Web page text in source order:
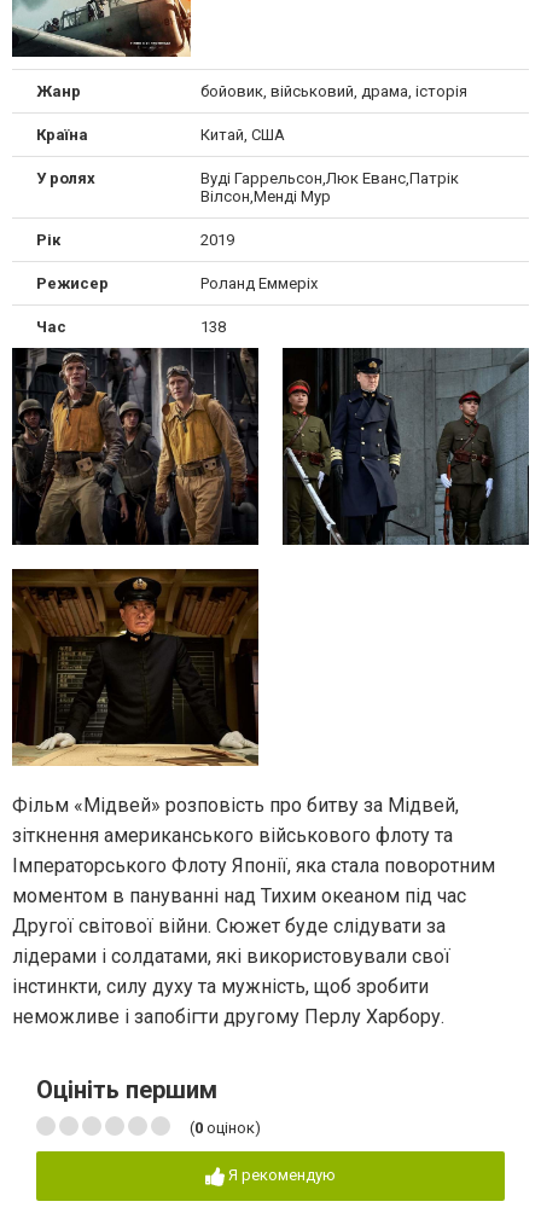
Жанр бойовик, військовий, драма, історія
Країна Китай, США
У ролях
Вуді Гаррельсон,Люк Еванс,Патрік
Вілсон,Менді Мур
Рік 2019
Режисер Роланд Еммеріх
Час 138
Фільм «Мідвей» розповість про битву за Мідвей,
зіткнення американського військового флоту та
Імператорського Флоту Японії, яка стала поворотним
моментом в пануванні над Тихим океаном під час
Другої світової війни. Сюжет буде слідувати за
лідерами і солдатами, які використовували свої
інстинкти, силу духу та мужність, щоб зробити
неможливе і запобігти другому Перлу Харбору.
Оцініть першим
(0 оцінок)
Я рекомендую